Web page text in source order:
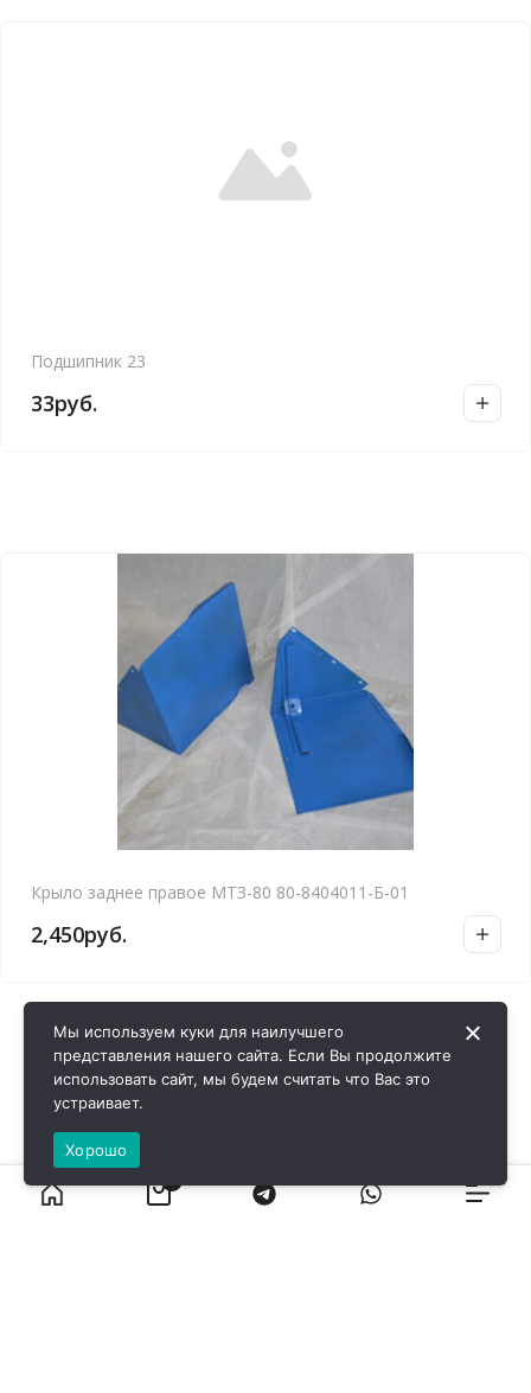
Подшипник 23
33руб.
Крыло заднее правое МТЗ-80 80-8404011-Б-01
2,450руб.
Мы используем куки для наилучшего
представления нашего сайта. Если Вы продолжите
использовать сайт, мы будем считать что Вас это
устраивает.
Хорошо